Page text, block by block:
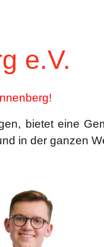
e.V.
bietet eine
in der ganzen